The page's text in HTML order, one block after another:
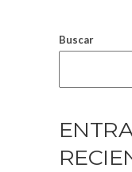
Buscar